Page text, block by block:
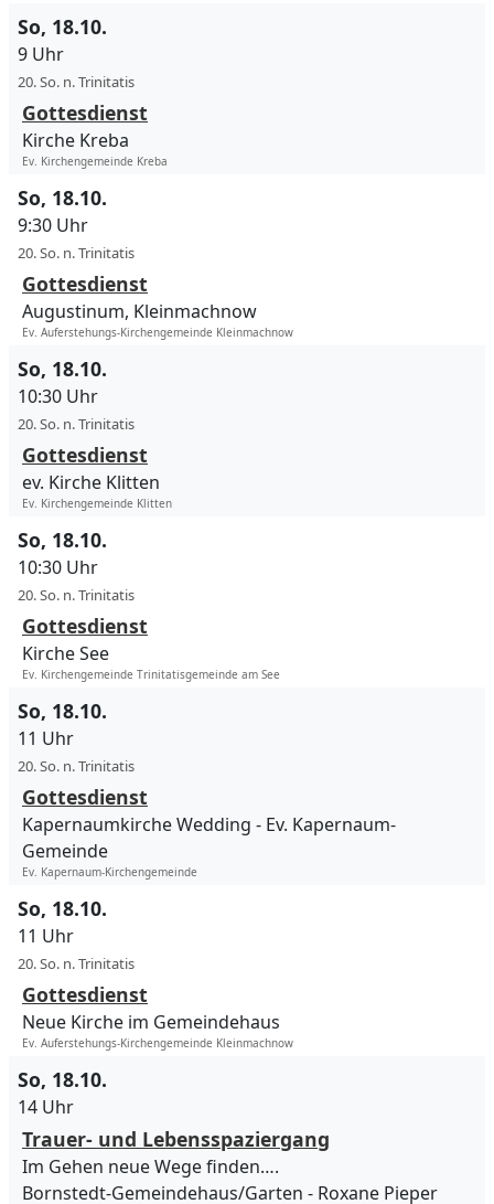
So, 18.10.
9 Uhr
20. So. n. Trinitatis
Gottesdienst
Kirche Kreba
Ev. Kirchengemeinde Kreba
So, 18.10.
9:30 Uhr
20. So. n. Trinitatis
Gottesdienst
Augustinum, Kleinmachnow
Ev. Auferstehungs-Kirchengemeinde Kleinmachnow
So, 18.10.
10:30 Uhr
20. So. n. Trinitatis
Gottesdienst
ev. Kirche Klitten
Ev. Kirchengemeinde Klitten
So, 18.10.
10:30 Uhr
20. So. n. Trinitatis
Gottesdienst
Kirche See
Ev. Kirchengemeinde Trinitatisgemeinde am See
So, 18.10.
11 Uhr
20. So. n. Trinitatis
Gottesdienst
Kapernaumkirche Wedding
Ev. Kapernaum-
Gemeinde
Ev. Kapernaum-Kirchengemeinde
So, 18.10.
11 Uhr
20. So. n. Trinitatis
Gottesdienst
Neue Kirche im Gemeindehaus
Ev. Auferstehungs-Kirchengemeinde Kleinmachnow
So, 18.10.
14 Uhr
Trauer- und Lebensspaziergang
Im Gehen neue Wege finden….
Bornstedt-Gemeindehaus/Garten
Roxane Pieper